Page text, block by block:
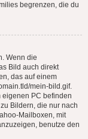
begrenzen, die du
Wenn die
Bild auch direkt
das auf einem
mein-bild.gif.
eigenen PC befinden
Bildern, die nur nach
Mailboxen, mit
benutze den